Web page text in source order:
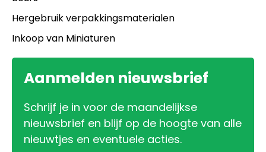
Hergebruik verpakkingsmaterialen
Inkoop van Miniaturen
Aanmelden nieuwsbrief
Schrijf je in voor de maandelijkse
nieuwsbrief en blijf op de hoogte van alle
nieuwtjes en eventuele acties.